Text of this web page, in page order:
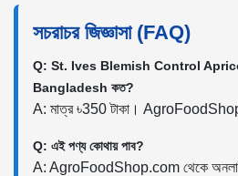
সচরাচর জিজ্ঞাসা (FAQ)
Q: St. Ives Blemish Control
Bangladesh কত?
A: মাত্র ৳350 টাকা।
Q: এই পণ্য কোথায় পাব?
A: AgroFoodShop.com থেকে